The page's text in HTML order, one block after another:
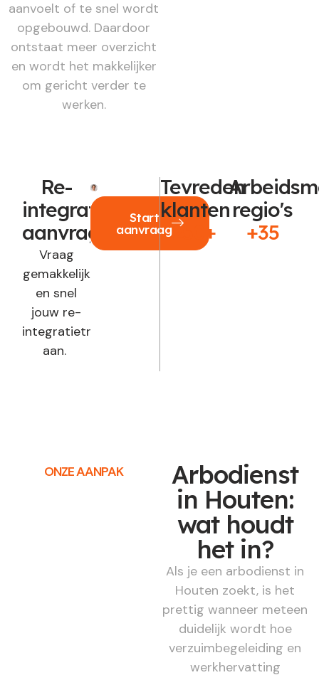
aanvoelt of te snel wordt
opgebouwd. Daardoor
ontstaat meer overzicht
en wordt het makkelijker
om gericht verder te
werken.
Re-
integratie
aanvragen?
Vraag
gemakkelijk
en snel
jouw re-
integratietraject
aan.
Start
aanvraag
Tevreden
klanten
250+
regio's
+35
ONZE AANPAK Arbodienst
in Houten:
wat houdt
het in?
Als je een arbodienst in
Houten zoekt, is het
prettig wanneer meteen
duidelijk wordt hoe
verzuimbegeleiding en
werkhervatting